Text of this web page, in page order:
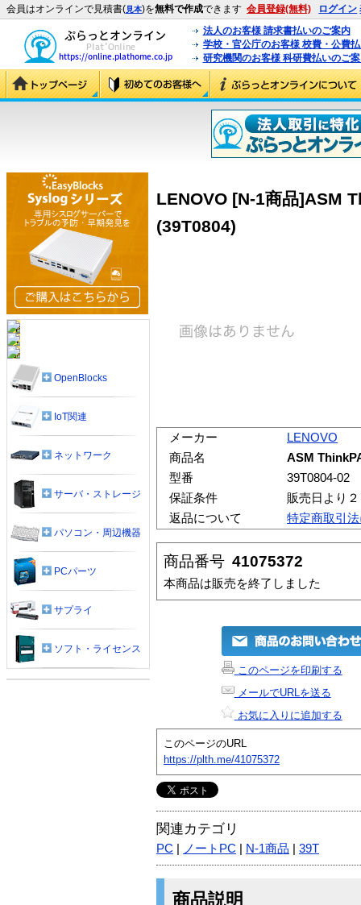
会員はオンラインで見積書(見本)を無料で作成できます 会員登録(無料) ログイン
法人のお客様 請求書払いのご案内
学校・官公庁のお客様 校費・公費
研究機関のお客様 科研費払いのご
LENOVO [N-1商品]ASM
(39T0804)
メーカー
LENOVO
商品名
ASM
型番
39T0804-02
保証条件
販売日より
返品について
特定商取引
商品番号 41075372
本商品は販売を終了しました
このページを印刷する
メールでURLを送る
お気に入りに追加する
このページのURL
https://plth.me/41075372
関連カテゴリ
PC ノートPC N-1商品 39T
商品説明
OpenBlocks
IoT関連
ネットワーク
サーバ・ストレージ
パソコン・周辺機器
PCパーツ
サプライ
ソフト・ライセンス